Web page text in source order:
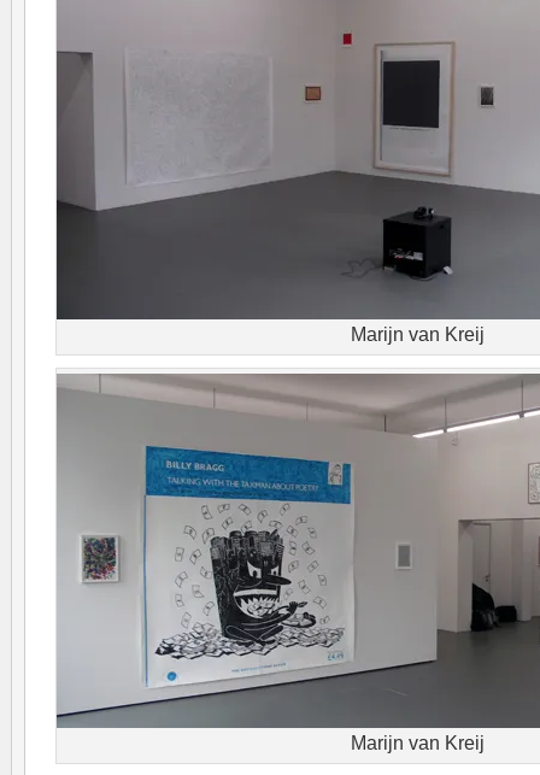
Marijn van Kreij
Marijn van Kreij